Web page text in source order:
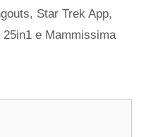
Star Trek App,
e Mammissima